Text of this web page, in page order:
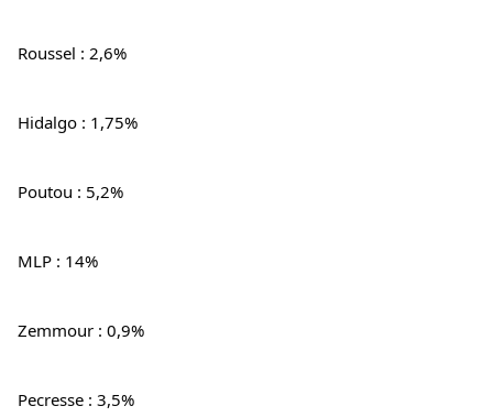
Roussel : 2,6%
Hidalgo : 1,75%
Poutou : 5,2%
MLP : 14%
Zemmour : 0,9%
Pecresse : 3,5%